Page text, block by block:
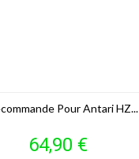
Pour Antari HZ...
Prix
64,90 €